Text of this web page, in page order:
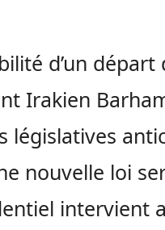
d’un départ
Irakien
législatives
nouvelle loi
intervient